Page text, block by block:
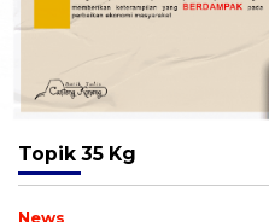
Topik 35 Kg
News